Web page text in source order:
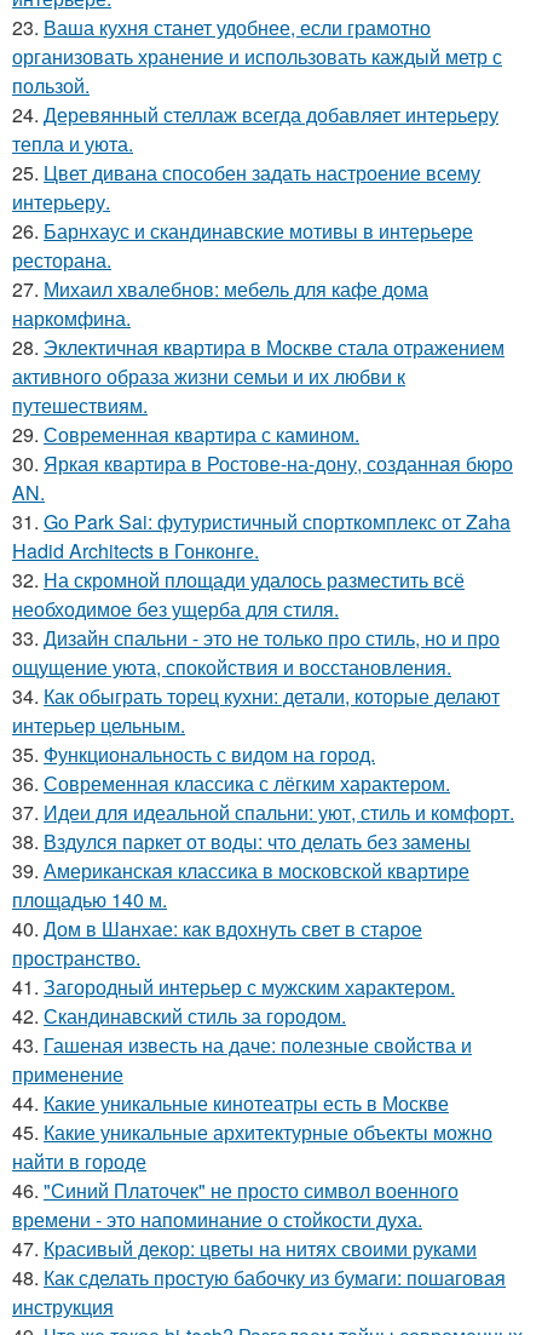
23. Ваша кухня станет удобнее, если грамотно
организовать хранение и использовать каждый метр с
пользой.
24. Деревянный стеллаж всегда добавляет интерьеру
тепла и уюта.
25. Цвет дивана способен задать настроение всему
интерьеру.
26. Барнхаус и скандинавские мотивы в интерьере
ресторана.
27. Михаил хвалебнов: мебель для кафе дома
наркомфина.
28. Эклектичная квартира в Москве стала отражением
активного образа жизни семьи и их любви к
путешествиям.
29. Современная квартира с камином.
30. Яркая квартира в Ростове-на-дону, созданная бюро
AN.
31. Go Park Sai: футуристичный спорткомплекс от Zaha
Hadid Architects в Гонконге.
32. На скромной площади удалось разместить всё
необходимое без ущерба для стиля.
33. Дизайн спальни - это не только про стиль, но и про
ощущение уюта, спокойствия и восстановления.
34. Как обыграть торец кухни: детали, которые делают
интерьер цельным.
35. Функциональность с видом на город.
36. Современная классика с лёгким характером.
37. Идеи для идеальной спальни: уют, стиль и комфорт.
38. Вздулся паркет от воды: что делать без замены
39. Американская классика в московской квартире
площадью 140 м.
40. Дом в Шанхае: как вдохнуть свет в старое
пространство.
41. Загородный интерьер с мужским характером.
42. Скандинавский стиль за городом.
43. Гашеная известь на даче: полезные свойства и
применение
44. Какие уникальные кинотеатры есть в Москве
45. Какие уникальные архитектурные объекты можно
найти в городе
46. "Синий Платочек" не просто символ военного
времени - это напоминание о стойкости духа.
47. Красивый декор: цветы на нитях своими руками
48. Как сделать простую бабочку из бумаги: пошаговая
инструкция